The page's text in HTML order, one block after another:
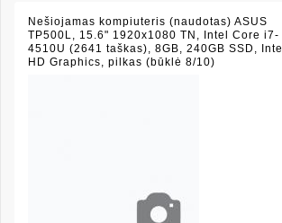
Nešiojamas kompiuteris (naudotas) ASUS
TP500L, 15.6" 1920x1080 TN, Intel Core i7-
4510U (2641 taškas), 8GB, 240GB SSD, Intel
HD Graphics, pilkas (būklė 8/10)